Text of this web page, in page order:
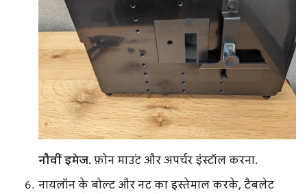
नौवीं इमेज. फ़ोन माउंट और अपर्चर इंस्टॉल करना.
नायलॉन के बोल्ट और नट का इस्तेमाल करके, टैबलेट